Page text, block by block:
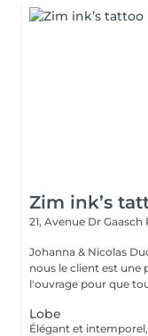
Zim ink’s
21, Avenue Dr Gaasch
Johanna & Nicolas Duo dans la vie et dans le travaille ! Chez
nous le client est une priorité ! Nous
l'ouvrage pour que
Lobe